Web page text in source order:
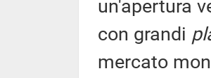
un'apertura
con grandi
mercato